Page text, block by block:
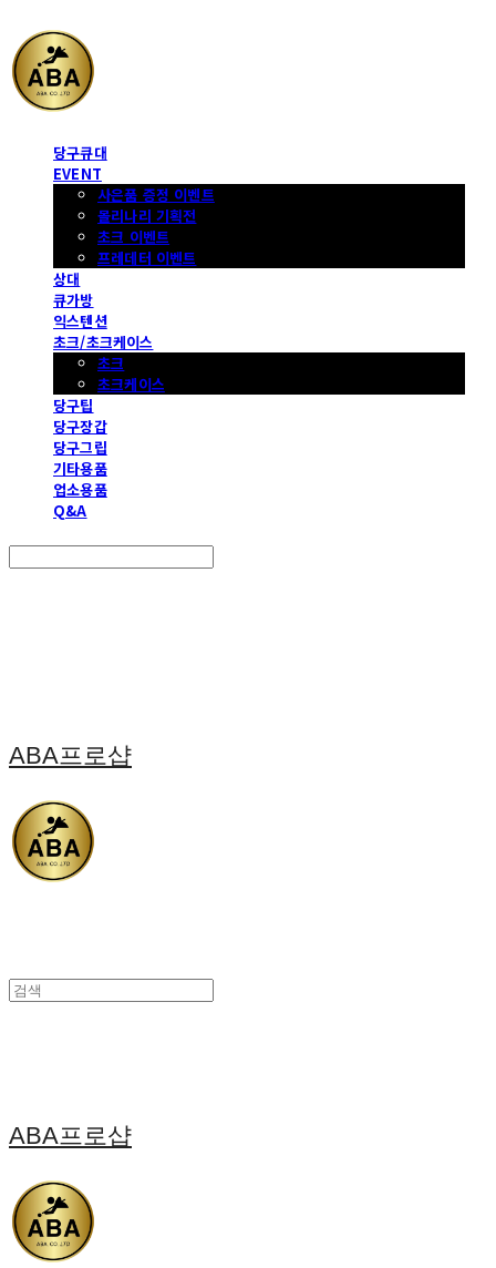
당구큐대
EVENT
사은품 증정 이벤트
몰리나리 기획전
초크 이벤트
프레데터 이벤트
상대
큐가방
익스텐션
초크/초크케이스
초크
초크케이스
당구팁
당구장갑
당구그립
기타용품
업소용품
Q&A
ABA프로샵
ABA프로샵